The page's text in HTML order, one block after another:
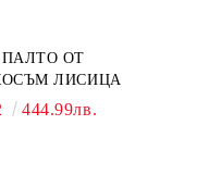
ОТ
ЛИСИЦА
444.99лв.